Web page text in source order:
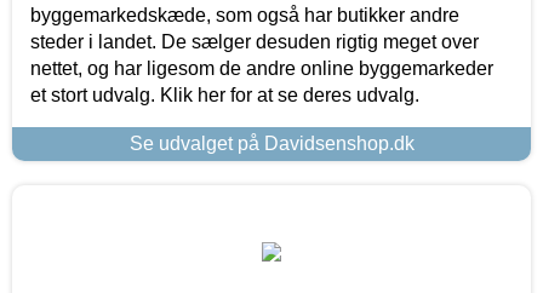
byggemarkedskæde, som også har butikker andre
steder i landet. De sælger desuden rigtig meget over
nettet, og har ligesom de andre online byggemarkeder
et stort udvalg. Klik her for at se deres udvalg.
Se udvalget på Davidsenshop.dk